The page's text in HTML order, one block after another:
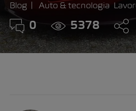
Blog Auto & tecnologia
0 5378